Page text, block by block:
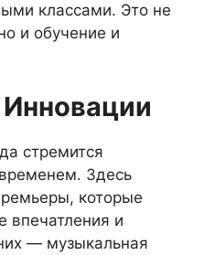
классами. Это не
и обучение и
стремится
Здесь
которые
впечатления и
— музыкальная